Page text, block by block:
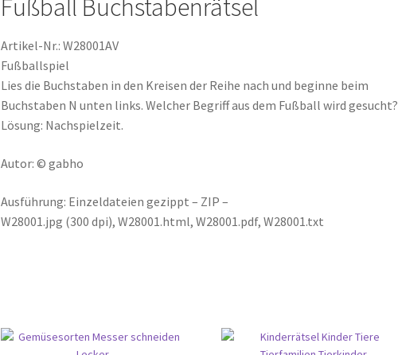
Fußball Buchstabenrätsel
Artikel-Nr.: W28001AV
Fußballspiel
Lies die Buchstaben in den Kreisen der Reihe nach und beginne beim
Buchstaben N unten links. Welcher Begriff aus dem Fußball wird gesucht?
Lösung: Nachspielzeit.
Autor: © gabho
Ausführung: Einzeldateien gezippt – ZIP –
W28001.jpg (300 dpi), W28001.html, W28001.pdf, W28001.txt